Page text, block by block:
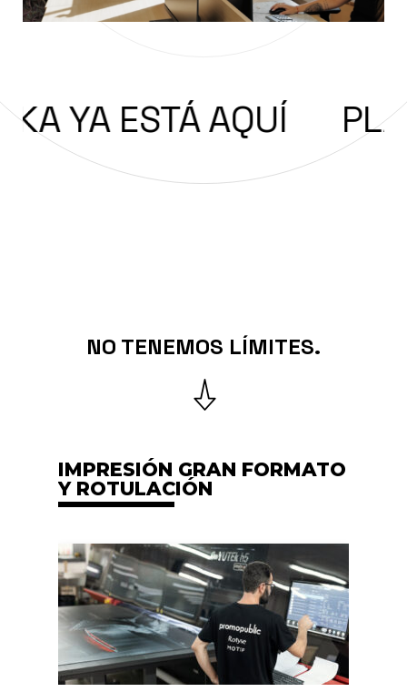
ESTÁ AQUÍ PLAKA
NO TENEMOS LÍMITES.
IMPRESIÓN GRAN FORMATO
Y ROTULACIÓN